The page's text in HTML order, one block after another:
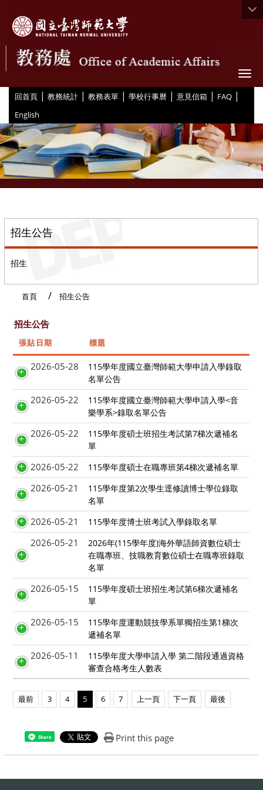
回首頁 | 教務統計 | 教務表單 | 學校行事曆 | 意見信箱 | FAQ |
English
招生公告
招生
首頁 招生公告
招生公告
張貼日期 標題
2026-05-28
115學年度國立臺灣師範大學申請入學錄取
名單公告
2026-05-22
115學年度國立臺灣師範大學申請入學<音
樂學系>錄取名單公告
2026-05-22
115學年度碩士班招生考試第7梯次遞補名
單
2026-05-22 115學年度碩士在職專班第4梯次遞補名單
2026-05-21
115學年度第2次學生逕修讀博士學位錄取
名單
2026-05-21 115學年度博士班考試入學錄取名單
2026-05-21
2026年(115學年度)海外華語師資數位碩士
在職專班、技職教育數位碩士在職專班錄取
名單
2026-05-15
115學年度碩士班招生考試第6梯次遞補名
單
2026-05-15
115學年度運動競技學系單獨招生第1梯次
遞補名單
2026-05-11
115學年度大學申請入學 第二階段通過資格
審查合格考生人數表
最前 3 4 5 6 7 上一頁 下一頁 最後
Share Print this page